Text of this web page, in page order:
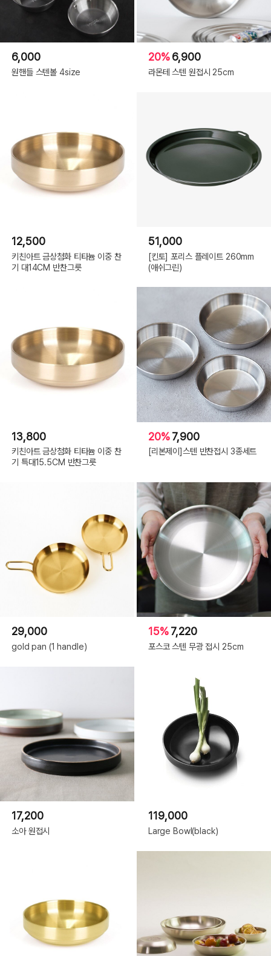
6,000
원핸들 스텐볼 4size
20%6,900
라몬테 스텐 원접시 25cm
12,500
키친아트 금상첨화 티타늄 이중 찬
기 대14CM 반찬그릇
51,000
[킨토] 포리스 플레이트 260mm
(애쉬그린)
13,800
키친아트 금상첨화 티타늄 이중 찬
기 특대15.5CM 반찬그릇
20%7,900
[리본제이]스텐 반찬접시 3종세트
29,000
gold pan (1 handle)
15%7,220
포스코 스텐 무광 접시 25cm
17,200
소아 원접시
119,000
Large Bowl(black)